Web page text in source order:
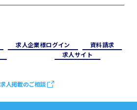
求⼈企業様ログイン
資料請求
求⼈サイト
求人掲載のご相談